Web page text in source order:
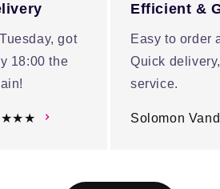
got
18:00 the
Efficient &
Easy to order
Quick
service.
Solomon